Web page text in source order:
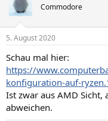
Commodore
5. August 2020
Schau mal hier:
https://
konfiguration-auf-
Ist zwar aus AMD
abweichen.